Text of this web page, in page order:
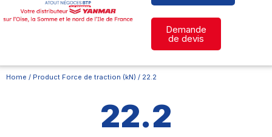
Demande
de devis
Home / Product Force de traction (kN) / 22.2
22.2